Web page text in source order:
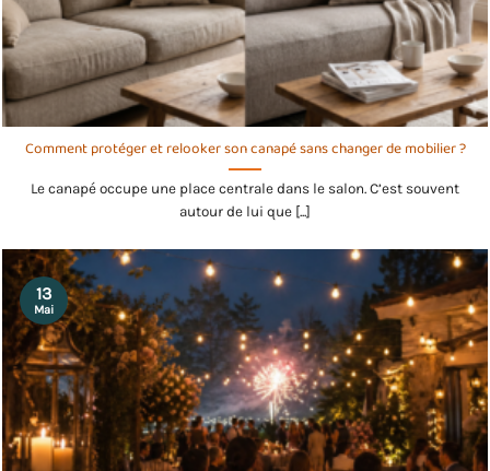
Comment protéger et relooker son canapé sans changer de mobilier ?
Le canapé occupe une place centrale dans le salon. C’est souvent
autour de lui que [...]
13
Mai